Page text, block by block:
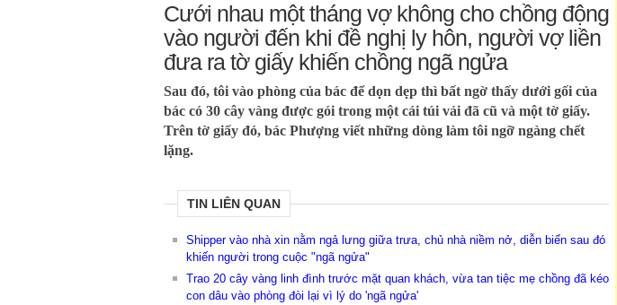
Cưới nhau một tháng vợ không cho chồng động
vào người đến khi đề nghị ly hôn, người vợ liền
đưa ra tờ giấy khiến chồng ngã ngửa
Sau đó, tôi vào phòng của bác để dọn dẹp thì bất ngờ thấy dưới gối của
bác có 30 cây vàng được gói trong một cái túi vải đã cũ và một tờ giấy.
Trên tờ giấy đó, bác Phượng viết những dòng làm tôi ngỡ ngàng chết
lặng.
TIN LIÊN QUAN
Shipper vào nhà xin nằm ngả lưng giữa trưa, chủ nhà niềm nở, diễn biến sau đó
khiến người trong cuộc "ngã ngửa"
Trao 20 cây vàng linh đình trước mặt quan khách, vừa tan tiệc mẹ chồng đã kéo
con dâu vào phòng đòi lại vì lý do 'ngã ngửa'